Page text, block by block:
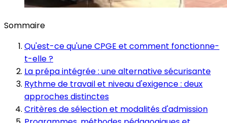
Sommaire
Qu'est-ce qu'une CPGE et comment fonctionne-
t-elle ?
La prépa intégrée : une alternative sécurisante
Rythme de travail et niveau d'exigence : deux
approches distinctes
Critères de sélection et modalités d'admission